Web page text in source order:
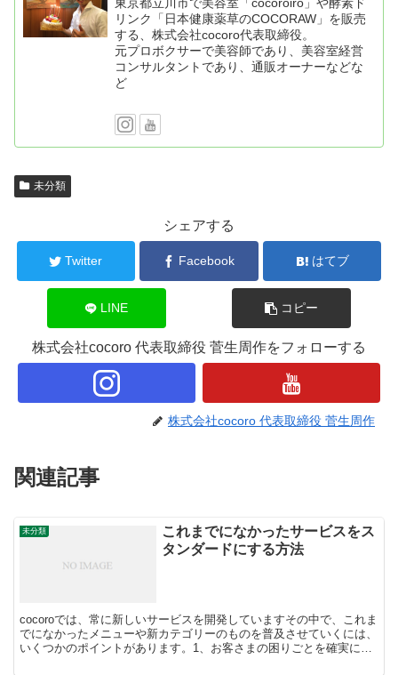
東京都立川市で美容室「cocoroiro」や酵素ド
リンク「日本健康薬草のCOCORAW」を販売
する、株式会社cocoro代表取締役。
元プロボクサーで美容師であり、美容室経営
コンサルタントであり、通販オーナーなどな
ど
未分類
シェアする
Twitter Facebook はてブ
LINE コピー
株式会社cocoro 代表取締役 菅生周作をフォローする
株式会社cocoro 代表取締役 菅生周作
関連記事
未分類
これまでになかったサービスをス
タンダードにする方法
cocoroでは、常に新しいサービスを開発していますその中で、これま
でになかったメニューや新カテゴリーのものを普及させていくには、
いくつかのポイントがあります。1、お客さまの困りごとを確実に解